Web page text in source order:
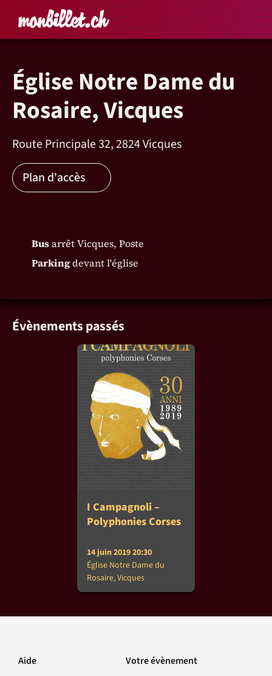
Accueil Rechercher un
Panier
Église Notre Dame du
Rosaire, Vicques
Route Principale 32, 2824 Vicques
Plan d'accès
Busarrêt Vicques, Poste
Parkingdevant l'église
Évènements passés
I Campagnoli –
Polyphonies Corses
14 juin 2019 20:30
Église Notre Dame du
Rosaire, Vicques
Aide
Votre évènement